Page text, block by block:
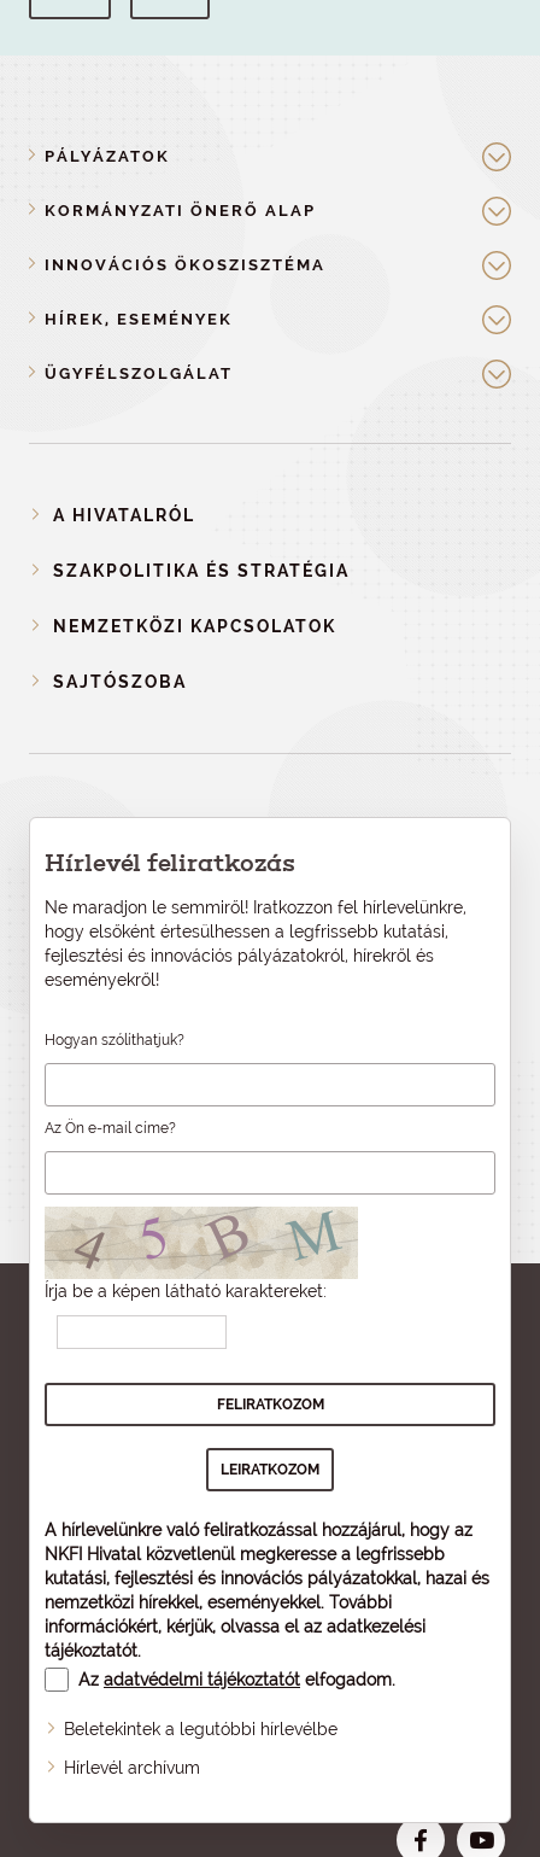
PÁLYÁZATOK
KORMÁNYZATI ÖNERŐ ALAP
INNOVÁCIÓS ÖKOSZISZTÉMA
HÍREK, ESEMÉNYEK
ÜGYFÉLSZOLGÁLAT
A HIVATALRÓL
SZAKPOLITIKA ÉS STRATÉGIA
NEMZETKÖZI KAPCSOLATOK
SAJTÓSZOBA
Hírlevél feliratkozás
Ne maradjon le semmiről! Iratkozzon fel hírlevelünkre,
hogy elsőként értesülhessen a legfrissebb kutatási,
fejlesztési és innovációs pályázatokról, hírekről és
eseményekről!
Hogyan szólíthatjuk?
Az Ön e-mail címe?
Írja be a képen látható karaktereket:
A hírlevelünkre való feliratkozással hozzájárul, hogy az
NKFI Hivatal közvetlenül megkeresse a legfrissebb
kutatási, fejlesztési és innovációs pályázatokkal, hazai és
nemzetközi hírekkel, eseményekkel. További
információkért, kérjük, olvassa el az adatkezelési
tájékoztatót.
Az adatvédelmi tájékoztatót elfogadom.
Beletekintek a legutóbbi hírlevélbe
Hírlevél archívum
Oldaltérkép